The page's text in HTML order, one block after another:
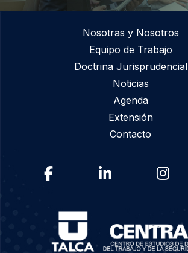
Nosotras y Nosotros
Equipo de Trabajo
Doctrina Jurisprudencial
Noticias
Agenda
Extensión
Contacto